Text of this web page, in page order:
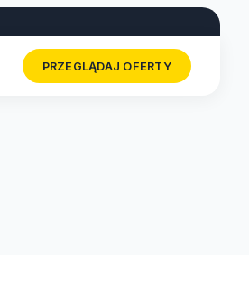
PRZEGLĄDAJ OFERTY